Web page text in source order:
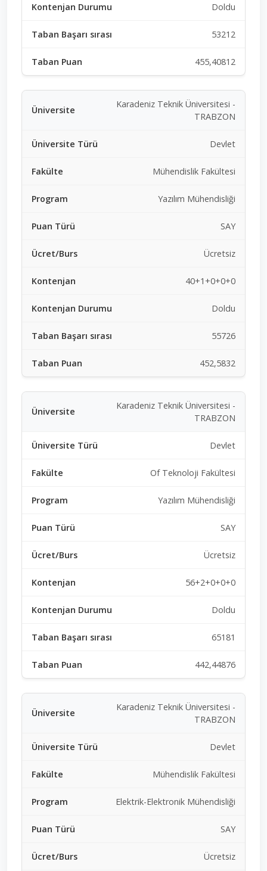
Doldu
53212
455,40812
Karadeniz Teknik Üniversitesi -
TRABZON
Devlet
Mühendislik Fakültesi
Yazılım Mühendisliği
SAY
Ücretsiz
40+1+0+0+0
Doldu
55726
452,5832
Karadeniz Teknik Üniversitesi -
TRABZON
Devlet
Of Teknoloji Fakültesi
Yazılım Mühendisliği
SAY
Ücretsiz
56+2+0+0+0
Doldu
65181
442,44876
Karadeniz Teknik Üniversitesi -
TRABZON
Devlet
Mühendislik Fakültesi
Elektrik-Elektronik Mühendisliği
SAY
Ücretsiz